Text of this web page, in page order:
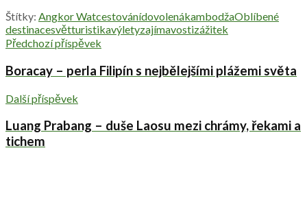
Štítky: Angkor WatcestovánídovolenákambodžaOblíbené
destinacesvětturistikavýletyzajímavostizážitek
Předchozí příspěvek
Boracay – perla Filipín s nejbělejšími plážemi světa
Další příspěvek
Luang Prabang – duše Laosu mezi chrámy, řekami a
tichem